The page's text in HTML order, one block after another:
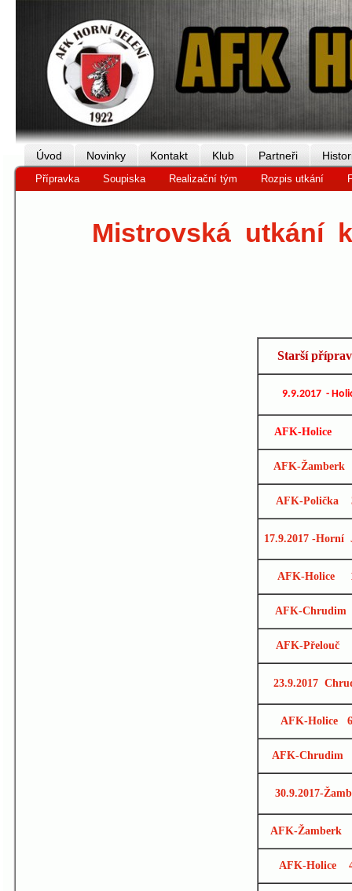
Úvod Novinky Kontakt Klub Partneři
Přípravka Soupiska Realizační tým Rozpis utkání
Mistrovská utkání
Starší
9.9.2017 -
AFK-Holice
AFK-Žamberk
AFK-Polička
17.9.2017 -Horní
AFK-Holice
AFK-Chrudim
AFK-Přelouč
23.9.2017
AFK-Holice
AFK-Chrudim
30.9.2017-
AFK-Žamberk
AFK-Holice